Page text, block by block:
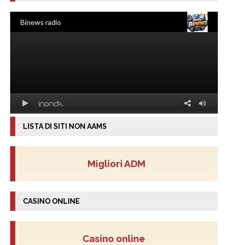
LISTA DI SITI NON AAMS
Migliori ADM
CASINO ONLINE
Casino online